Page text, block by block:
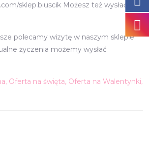
sklep.biuscik Możesz też wysłać
polecamy wizytę w naszym sklepie
życzenia możemy wysłać
, Oferta na święta, Oferta na Walentynki,